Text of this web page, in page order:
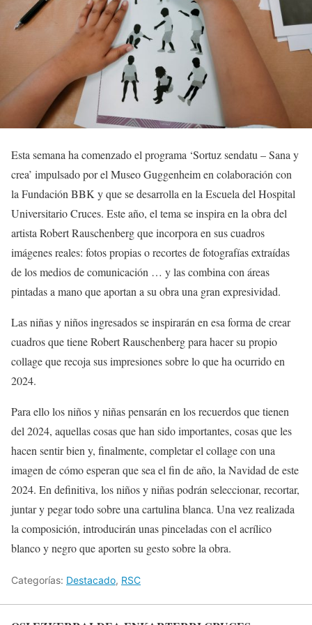
Esta semana ha comenzado el programa ‘Sortuz sendatu – Sana y
crea’ impulsado por el Museo Guggenheim en colaboración con
la Fundación BBK y que se desarrolla en la Escuela del Hospital
Universitario Cruces. Este año, el tema se inspira en la obra del
artista Robert Rauschenberg que incorpora en sus cuadros
imágenes reales: fotos propias o recortes de fotografías extraídas
de los medios de comunicación … y las combina con áreas
pintadas a mano que aportan a su obra una gran expresividad.
Las niñas y niños ingresados se inspirarán en esa forma de crear
cuadros que tiene Robert Rauschenberg para hacer su propio
collage que recoja sus impresiones sobre lo que ha ocurrido en
2024.
Para ello los niños y niñas pensarán en los recuerdos que tienen
del 2024, aquellas cosas que han sido importantes, cosas que les
hacen sentir bien y, finalmente, completar el collage con una
imagen de cómo esperan que sea el fin de año, la Navidad de este
2024. En definitiva, los niños y niñas podrán seleccionar, recortar,
juntar y pegar todo sobre una cartulina blanca. Una vez realizada
la composición, introducirán unas pinceladas con el acrílico
blanco y negro que aporten su gesto sobre la obra.
Categorías: Destacado, RSC